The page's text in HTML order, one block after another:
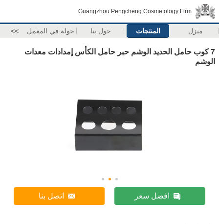
Guangzhou Pengcheng Cosmetology Firm
منزل المنتجات حول بنا جولة في المعمل >>
7 كوب حامل الحديد الوشم حبر حامل الكأس إمدادات معدات
الوشم
افضل سعر اتصل بنا